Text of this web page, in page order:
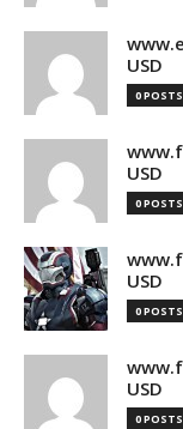
USD
0 POSTS
USD
0 POSTS
USD
0 POSTS
USD
0 POSTS